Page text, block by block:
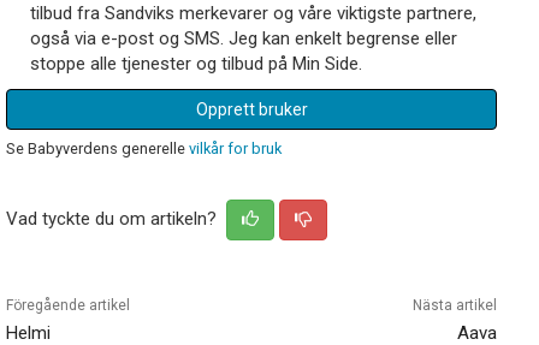
tilbud fra Sandviks merkevarer og våre viktigste partnere,
også via e-post og SMS. Jeg kan enkelt begrense eller
stoppe alle tjenester og tilbud på Min Side.
Opprett bruker
Se Babyverdens generelle vilkår for bruk
Vad tyckte du om artikeln?
Föregående artikel
Helmi
Nästa artikel
Aava